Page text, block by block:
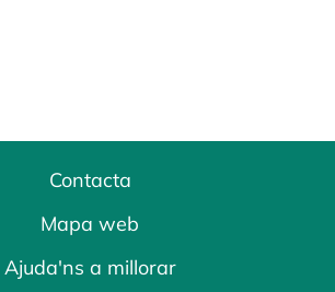
Contacta
Mapa web
Ajuda'ns a millorar